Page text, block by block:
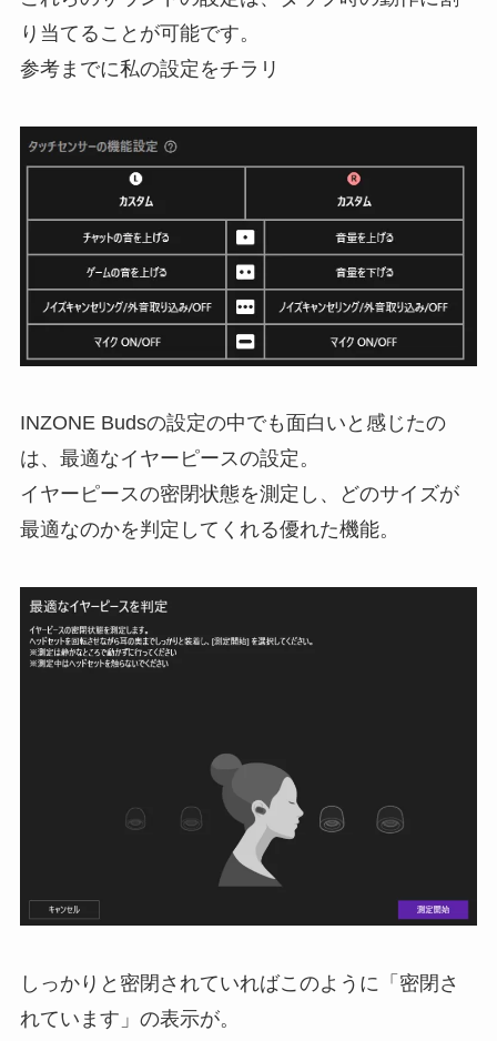
り当てることが可能です。
参考までに私の設定をチラリ
INZONE Budsの設定の中でも面白いと感じたの
は、最適なイヤーピースの設定。
イヤーピースの密閉状態を測定し、どのサイズが
最適なのかを判定してくれる優れた機能。
しっかりと密閉されていればこのように「密閉さ
れています」の表示が。